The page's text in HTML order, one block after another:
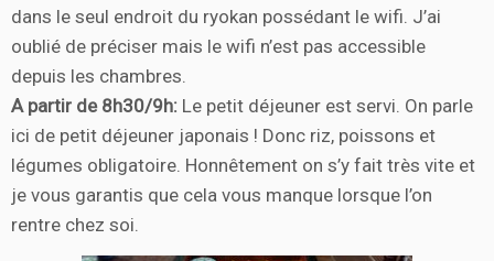
dans le seul endroit du ryokan possédant le wifi. J’ai
oublié de préciser mais le wifi n’est pas accessible
depuis les chambres.
A partir de 8h30/9h: Le petit déjeuner est servi. On parle
ici de petit déjeuner japonais ! Donc riz, poissons et
légumes obligatoire. Honnêtement on s’y fait très vite et
je vous garantis que cela vous manque lorsque l’on
rentre chez soi.